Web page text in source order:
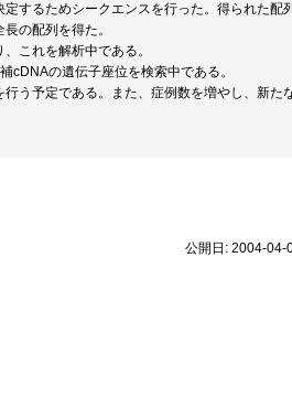
するためシークエンスを行った。得られた配
の配列を得た。
これを解析中である。
cDNAの遺伝子座位を検索中である。
う予定である。また、症例数を増やし、新た
公開日: 2004-